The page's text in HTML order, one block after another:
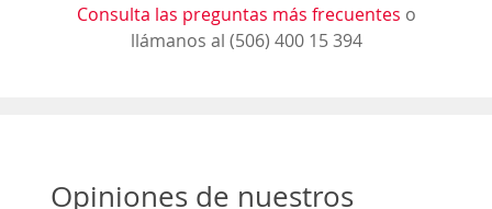
Consulta las preguntas más frecuentes o
llámanos al (506) 400 15 394
Opiniones de nuestros